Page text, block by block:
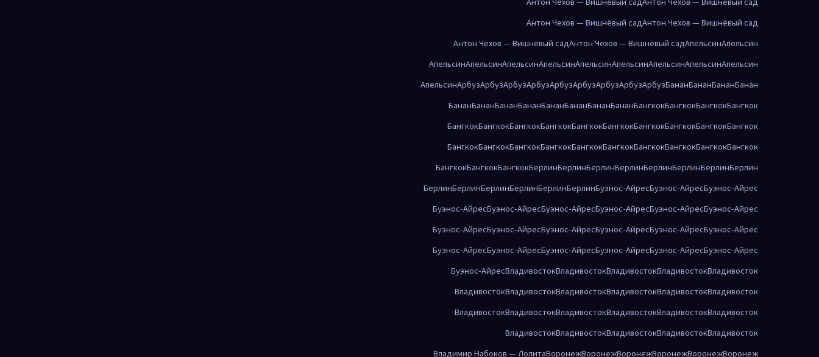
Антон Чехов — Вишнёвый садАнтон Чехов — Вишнёвый сад
Антон Чехов — Вишнёвый садАнтон Чехов — Вишнёвый садАпельсинАпельсин
АпельсинАпельсинАпельсинАпельсинАпельсинАпельсинАпельсинАпельсинАпельсин
АпельсинАрбузАрбузАрбузАрбузАрбузАрбузАрбузАрбузАрбузБананБананБананБанан
БананБананБананБананБананБананБананБананБангкокБангкокБангкокБангкок
БангкокБангкокБангкокБангкокБангкокБангкокБангкокБангкокБангкокБангкок
БангкокБангкокБангкокБангкокБангкокБангкокБангкокБангкокБангкокБангкок
БангкокБангкокБангкокБерлинБерлинБерлинБерлинБерлинБерлинБерлинБерлин
БерлинБерлинБерлинБерлинБерлинБерлинБуэнос-АйресБуэнос-АйресБуэнос-Айрес
Буэнос-АйресБуэнос-АйресБуэнос-АйресБуэнос-АйресБуэнос-АйресБуэнос-Айрес
Буэнос-АйресБуэнос-АйресБуэнос-АйресБуэнос-АйресБуэнос-АйресБуэнос-Айрес
Буэнос-АйресБуэнос-АйресБуэнос-АйресБуэнос-АйресБуэнос-АйресБуэнос-Айрес
Буэнос-АйресВладивостокВладивостокВладивостокВладивостокВладивосток
ВладивостокВладивостокВладивостокВладивостокВладивостокВладивосток
ВладивостокВладивостокВладивостокВладивостокВладивостокВладивосток
ВладивостокВладивостокВладивостокВладивостокВладивосток
Владимир Набоков — ЛолитаВоронежВоронежВоронежВоронежВоронежВоронеж